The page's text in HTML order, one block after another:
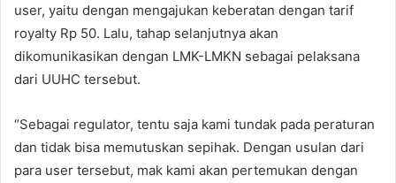
user, yaitu dengan mengajukan keberatan dengan tarif
royalty Rp 50. Lalu, tahap selanjutnya akan
dikomunikasikan dengan LMK-LMKN sebagai pelaksana
dari UUHC tersebut.
“Sebagai regulator, tentu saja kami tundak pada peraturan
dan tidak bisa memutuskan sepihak. Dengan usulan dari
para user tersebut, mak kami akan pertemukan dengan